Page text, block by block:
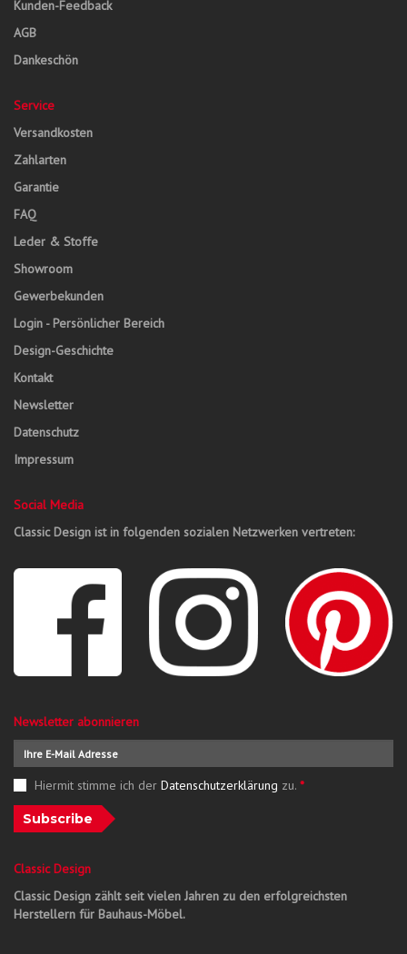
Kunden-Feedback
AGB
Dankeschön
Service
Versandkosten
Zahlarten
Garantie
FAQ
Leder & Stoffe
Showroom
Gewerbekunden
Login - Persönlicher Bereich
Design-Geschichte
Kontakt
Newsletter
Datenschutz
Impressum
Social Media
Classic Design ist in folgenden sozialen Netzwerken vertreten:
Newsletter abonnieren
Hiermit stimme ich der Datenschutzerklärung zu. *
Subscribe
Classic Design
Classic Design zählt seit vielen Jahren zu den erfolgreichsten
Herstellern für Bauhaus-Möbel.